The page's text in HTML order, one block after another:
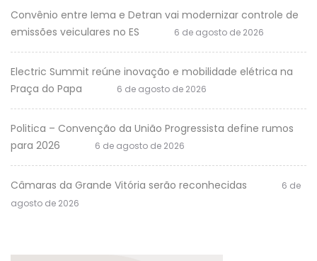
Convênio entre Iema e Detran vai modernizar controle de
emissões veiculares no ES
6 de agosto de 2026
Electric Summit reúne inovação e mobilidade elétrica na
Praça do Papa
6 de agosto de 2026
Politica – Convenção da União Progressista define rumos
para 2026
6 de agosto de 2026
Câmaras da Grande Vitória serão reconhecidas
6 de
agosto de 2026